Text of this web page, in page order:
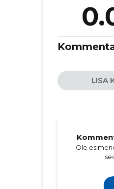
LISA
Ole